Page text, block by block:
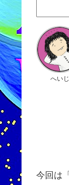
へいじ
今回は「